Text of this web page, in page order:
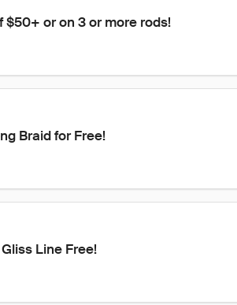
$50+ or on 3 or more rods!
Braid for Free!
Line Free!